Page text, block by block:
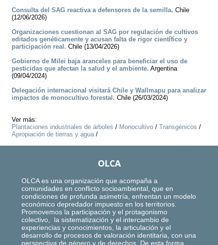
Consulta del SAG reactiva a defensores de la semilla. Chile
(12/06/2026)
Organizaciones cuestionan al SAG por regulación de cultivos
editados genéticamente y acusan falta de rigor científico y
participación real. Chile (13/04/2026)
Gobierno de Milei baja aranceles para beneficiar el uso de
pesticidas que afectan la salud y el ambiente. Argentina
(09/04/2024)
Delegación internacional visitará Chile y Wallmapu para analizar
impactos de monocultivo forestal. Chile (26/03/2024)
Ver más:
Plantaciones industriales de árboles / Monocultivo / Transgénicos /
Apropiación de tierras y agua/
OLCA
OLCA es una organización que acompaña a
comunidades en conflicto socioambiental, que en
condiciones de profunda asimetría, enfrentan un modelo
económico depredador impuesto en los territorios.
Promovemos la participación y el protagonismo
colectivo, la sistematización y el intercambio de
experiencias y conocimientos, la articulación y el
desarrollo de procesos de valoración identitaria, con una
perspectiva de género y de derechos. De esta forma